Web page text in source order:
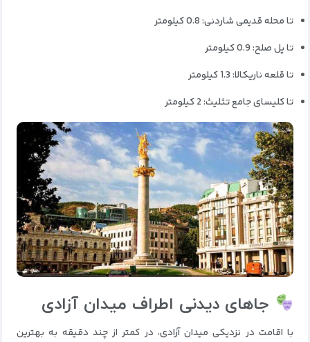
تا محله قدیمی شاردنی: 0.8 کیلومتر
تا پل صلح: 0.9 کیلومتر
تا قلعه ناریکالا: 1.3 کیلومتر
تا کلیسای جامع تثلیث: 2 کیلومتر
جاهای دیدنی اطراف میدان آزادی
با اقامت در نزدیکی میدان آزادی، در کمتر از چند دقیقه به بهترین